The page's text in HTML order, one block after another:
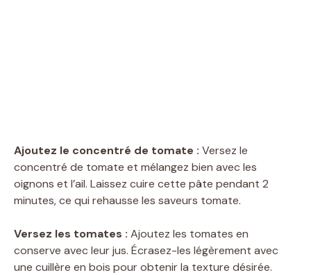
Ajoutez le concentré de tomate : Versez le
concentré de tomate et mélangez bien avec les
oignons et l’ail. Laissez cuire cette pâte pendant 2
minutes, ce qui rehausse les saveurs tomate.
Versez les tomates : Ajoutez les tomates en
conserve avec leur jus. Écrasez-les légèrement avec
une cuillère en bois pour obtenir la texture désirée.